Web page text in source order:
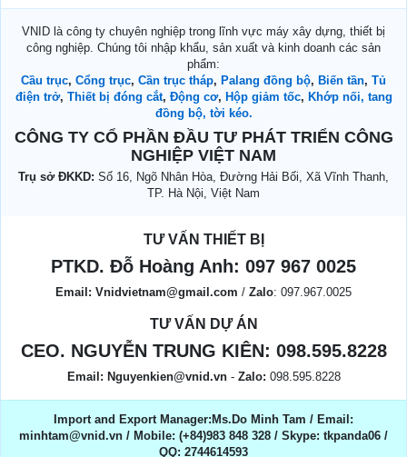
VNID là công ty chuyên nghiệp trong lĩnh vực máy xây dựng, thiết bị
công nghiệp. Chúng tôi nhập khẩu, sản xuất và kinh doanh các sản
phẩm:
Cầu trục, Cổng trục, Cần trục tháp, Palang đồng bộ, Biến tần, Tủ
điện trở, Thiết bị đóng cắt, Động cơ, Hộp giảm tốc, Khớp nối, tang
đồng bộ, tời kéo.
CÔNG TY CỔ PHẦN ĐẦU TƯ PHÁT TRIỂN CÔNG
NGHIỆP VIỆT NAM
Trụ sở ĐKKD: Số 16, Ngõ Nhân Hòa, Đường Hải Bối, Xã Vĩnh Thanh,
TP. Hà Nội, Việt Nam
TƯ VẤN THIẾT BỊ
PTKD. Đỗ Hoàng Anh: 097 967 0025
Email: Vnidvietnam@gmail.com / Zalo: 097.967.0025
TƯ VẤN DỰ ÁN
CEO. NGUYỄN TRUNG KIÊN: 098.595.8228
Email: Nguyenkien@vnid.vn- Zalo: 098.595.8228
Import and Export Manager:Ms.Do Minh Tam / Email:
minhtam@vnid.vn / Mobile​:​ (+84)983 848 328 / Skype: tkpanda06 /
QQ: 2744614593